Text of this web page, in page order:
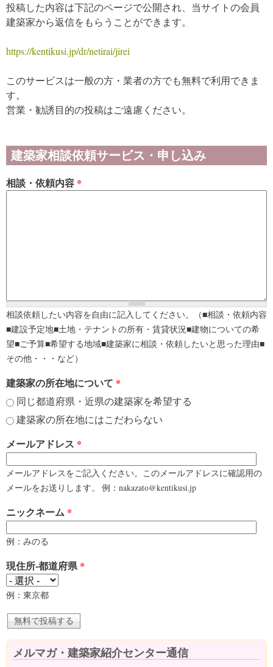
投稿した内容は下記のページで公開され、当サイトの会員
建築家から返信をもらうことができます。
https://kentikusi.jp/dr/netirai/jirei
このサービスは一般の方・業者の方でも無料で利用できま
す。
営業・勧誘目的の投稿はご遠慮ください。
建築家相談依頼サービス・申し込み
相談・依頼内容 *
相談依頼したい内容を自由に記入してください。（■相談・依頼内容
■建設予定地■土地・テナントの所有・賃貸状況■建物についての希
望■ご予算■希望する地域■建築家に相談・依頼したいと思った理由■
その他・・・など）
建築家の所在地について *
同じ都道府県・近県の建築家を希望する
建築家の所在地にはこだわらない
メールアドレス *
メールアドレスをご記入ください。このメールアドレスに確認用の
メールをお送りします。 例：nakazato@kentikusi.jp
ニックネーム *
例：みのる
現住所-都道府県*
例：東京都
メルマガ・建築家紹介センター通信